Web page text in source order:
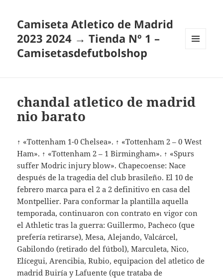
Camiseta Atletico de Madrid
2023 2024 → Tienda Nº 1 –
Camisetasdefutbolshop
chandal atletico de madrid
nio barato
↑ «Tottenham 1-0 Chelsea». ↑ «Tottenham 2 – 0 West
Ham». ↑ «Tottenham 2 – 1 Birmingham». ↑ «Spurs
suffer Modric injury blow». Chapecoense: Nace
después de la tragedia del club brasileño. El 10 de
febrero marca para el 2 a 2 definitivo en casa del
Montpellier. Para conformar la plantilla aquella
temporada, continuaron con contrato en vigor con
el Athletic tras la guerra: Guillermo, Pacheco (que
prefería retirarse), Mesa, Alejando, Valcárcel,
Gabilondo (retirado del fútbol), Marculeta, Nico,
Elícegui, Arencibia, Rubio, equipacion del atletico de
madrid Buiría y Lafuente (que trataba de